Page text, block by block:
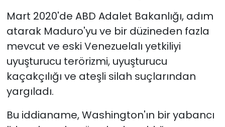
Mart 2020'de ABD Adalet Bakanlığı, adım
atarak Maduro'yu ve bir düzineden fazla
mevcut ve eski Venezuelalı yetkiliyi
uyuşturucu terörizmi, uyuşturucu
kaçakçılığı ve ateşli silah suçlarından
yargıladı.
Bu iddianame, Washington'ın bir yabancı